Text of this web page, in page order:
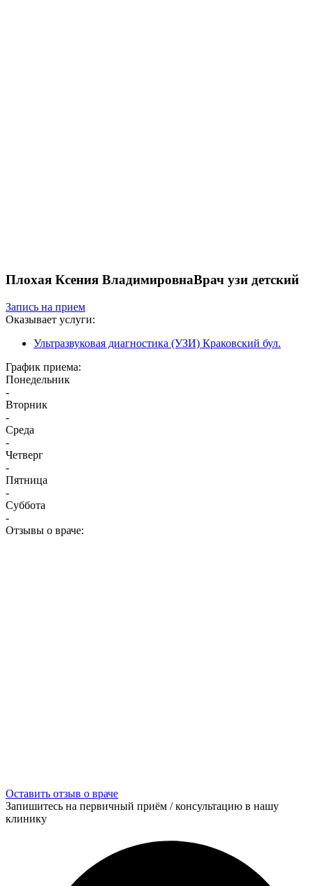
Плохая Ксения ВладимировнаВрач узи детский
Запись на прием
Оказывает услуги:
Ультразвуковая диагностика (УЗИ) Краковский бул.
График приема:
Понедельник
-
Вторник
-
Среда
-
Четверг
-
Пятница
-
Суббота
-
Отзывы о враче:
Оставить отзыв о враче
Запишитесь на первичный приём / консультацию в нашу
клинику